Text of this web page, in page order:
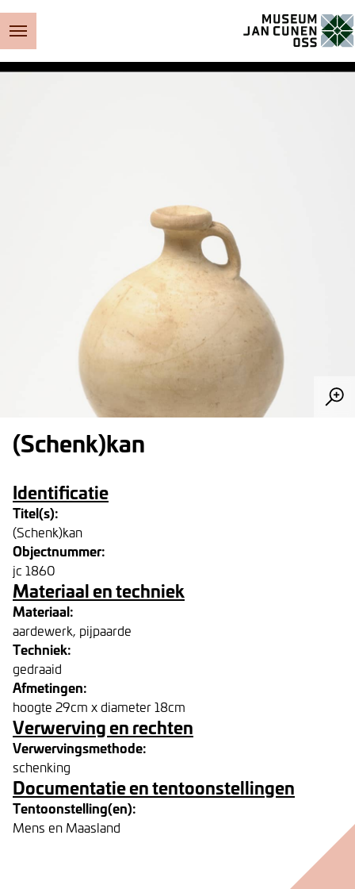
(Schenk)kan
Identificatie
Titel(s):
(Schenk)kan
Objectnummer:
jc 1860
Materiaal en techniek
Materiaal:
aardewerk, pijpaarde
Techniek:
gedraaid
Afmetingen:
hoogte 29cm x diameter 18cm
Verwerving en rechten
Verwervingsmethode:
schenking
Documentatie en tentoonstellingen
Tentoonstelling(en):
Mens en Maasland